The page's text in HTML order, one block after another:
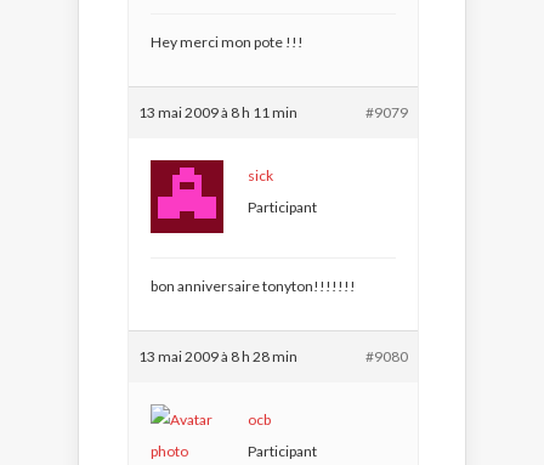
Hey merci mon pote !!!
13 mai 2009 à 8 h 11 min #9079
sick
Participant
bon anniversaire tonyton!!!!!!!
13 mai 2009 à 8 h 28 min #9080
ocb
Participant